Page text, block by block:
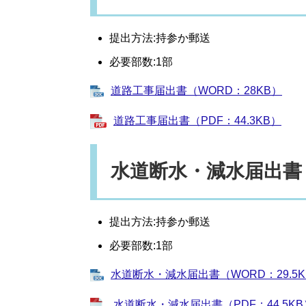
提出方法:持参か郵送
必要部数:1部
道路工事届出書（WORD：28KB）
道路工事届出書（PDF：44.3KB）
水道断水・減水届出書
提出方法:持参か郵送
必要部数:1部
水道断水・減水届出書（WORD：